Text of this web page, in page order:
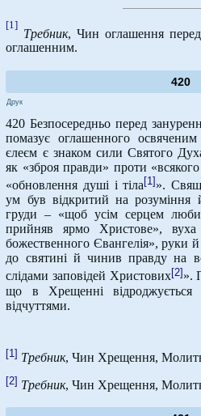
[1]
Требник, Чин оглашення
оглашенним.
420
Друк
420 Безпосередньо перед
помазує оглашенного
єлеєм є знаком сили Святого
як «зброя правди» проти
«обновлення душі і тіла [1] ».
ум був відкритий на розуміння
груди – «щоб усім серцем
прийняв ярмо Христове»,
божественного Євангелія», руки
до святині й чинив правду на
слідами заповідей Христових[2]».
що в Хрещенні
відчуттями.
[1] Требник, Чин Хрещення,
[2] Требник, Чин Хрещення,